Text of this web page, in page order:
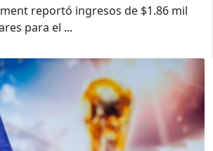
reportó ingresos de $1.86 mil
para el ...